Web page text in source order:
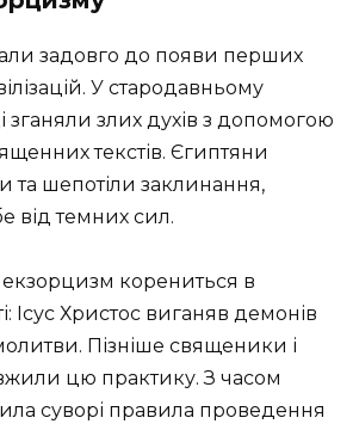
задовго до появи перших
У стародавньому
зганяли злих духів з допомогою
текстів. Єгиптяни
та шепотіли заклинання,
від темних сил.
екзорцизм корениться в
Ісус Христос виганяв демонів
Пізніше священики і
цю практику. З часом
суворі правила проведення